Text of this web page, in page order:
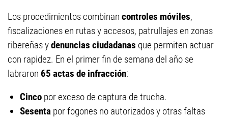
Los procedimientos combinan controles móviles,
fiscalizaciones en rutas y accesos, patrullajes en zonas
ribereñas ydenuncias ciudadanas que permiten actuar
con rapidez. En el primer fin de semana del año se
labraron 65 actas de infracción:
Cinco por exceso de captura de trucha.
Sesenta por fogones no autorizados y otras faltas